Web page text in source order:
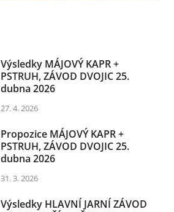
Výsledky MÁJOVÝ KAPR +
PSTRUH, ZÁVOD DVOJIC 25.
dubna 2026
27. 4. 2026
Propozice MÁJOVÝ KAPR +
PSTRUH, ZÁVOD DVOJIC 25.
dubna 2026
31. 3. 2026
Výsledky HLAVNÍ JARNÍ ZÁVOD